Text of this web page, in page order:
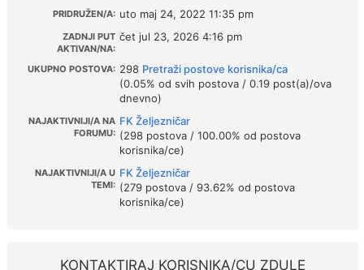
PRIDRUŽEN/A: uto maj 24, 2022 11:35 pm
ZADNJI PUT
AKTIVAN/NA:
čet jul 23, 2026 4:16 pm
UKUPNO POSTOVA: 298 Pretraži postove korisnika/ca
(0.05% od svih postova / 0.19 post(a)/ova
dnevno)
NAJAKTIVNIJI/A NA
FORUMU:
FK Željezničar
(298 postova / 100.00% od postova
korisnika/ce)
NAJAKTIVNIJI/A U
TEMI:
FK Željezničar
(279 postova / 93.62% od postova
korisnika/ce)
KONTAKTIRAJ KORISNIKA/CU ZDULE